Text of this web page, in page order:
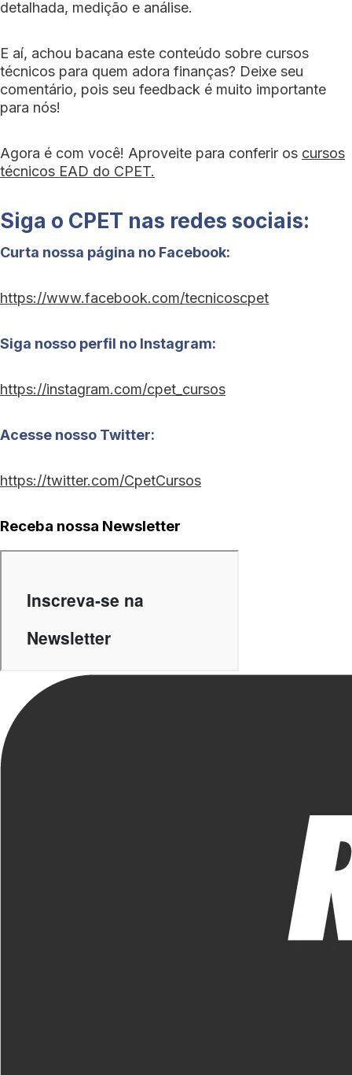
detalhada, medição e análise.
E aí, achou bacana este conteúdo sobre cursos
técnicos para quem adora finanças? Deixe seu
comentário, pois seu feedback é muito importante
para nós!
Agora é com você! Aproveite para conferir os cursos
técnicos EAD do CPET.
Siga o CPET nas redes sociais:
Curta nossa página no Facebook:
https://www.facebook.com/tecnicoscpet
Siga nosso perfil no Instagram:
https://instagram.com/cpet_cursos
Acesse nosso Twitter:
https://twitter.com/CpetCursos
Receba nossa Newsletter